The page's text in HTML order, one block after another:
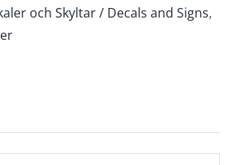
och Skyltar / Decals and Signs,